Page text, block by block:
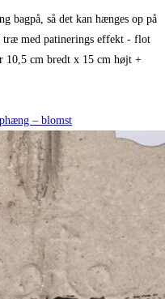
bagpå, så det kan hænges op på
med patinerings effekt - flot
10,5 cm bredt x 15 cm højt +